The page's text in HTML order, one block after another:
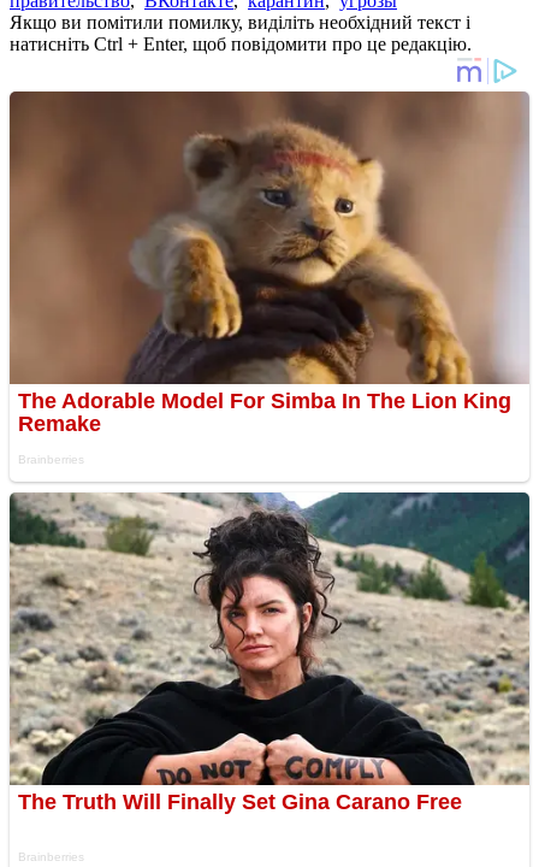
Якщо ви помітили помилку, виділіть необхідний текст і
натисніть Ctrl + Enter, щоб повідомити про це редакцію.